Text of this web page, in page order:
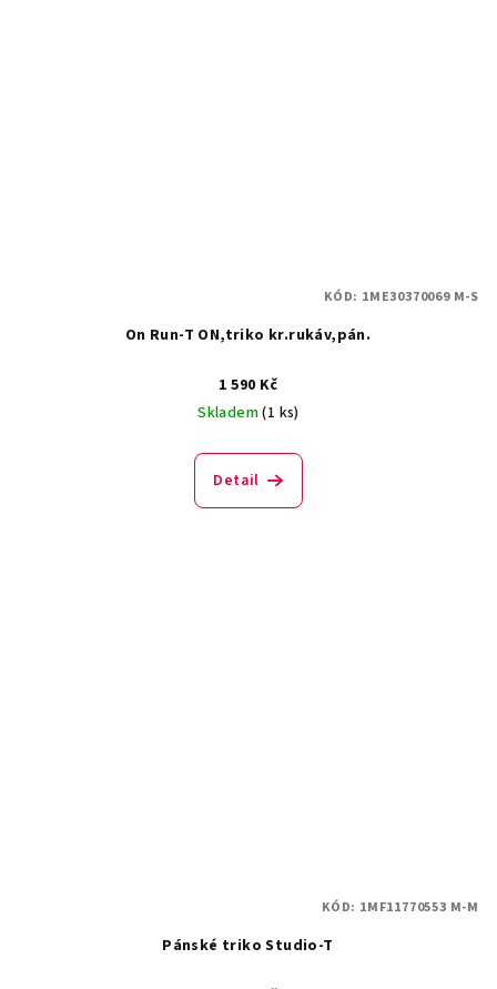
On Run-T ON,triko kr.rukáv,pán.
1 590 Kč
Skladem(1 ks)
Detail
KÓD: 1ME30370069 M-S
Pánské triko Studio-T
KÓD: 1MF11770553 M-M